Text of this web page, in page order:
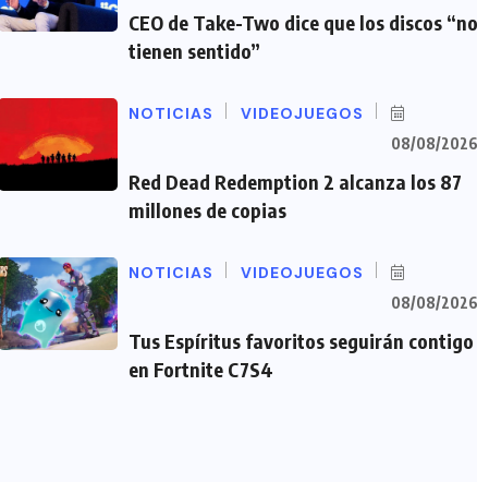
CEO de Take-Two dice que los discos “no
tienen sentido”
NOTICIAS VIDEOJUEGOS
08/08/2026
Red Dead Redemption 2 alcanza los 87
millones de copias
NOTICIAS VIDEOJUEGOS
08/08/2026
Tus Espíritus favoritos seguirán contigo
en Fortnite C7S4